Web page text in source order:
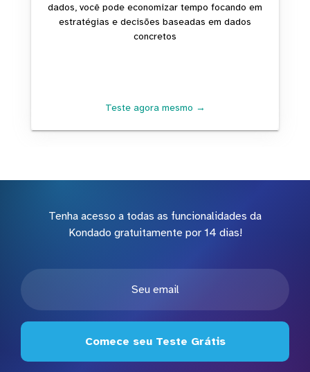
dados, você pode economizar tempo focando em
estratégias e decisões baseadas em dados
concretos
Teste agora mesmo →
Tenha acesso a todas as funcionalidades da
Kondado gratuitamente por 14 dias!
Comece seu Teste Grátis